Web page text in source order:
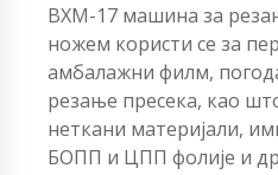
ВХМ-17 машина за
ножем користи се за
амбалажни филм,
резање пресека, као
неткани материјали,
БОПП и ЦПП фолије и